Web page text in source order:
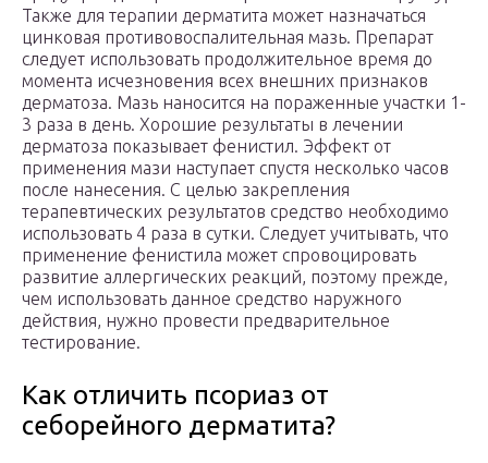
Также для терапии дерматита может назначаться
цинковая противовоспалительная мазь. Препарат
следует использовать продолжительное время до
момента исчезновения всех внешних признаков
дерматоза. Мазь наносится на пораженные участки 1-
3 раза в день. Хорошие результаты в лечении
дерматоза показывает фенистил. Эффект от
применения мази наступает спустя несколько часов
после нанесения. С целью закрепления
терапевтических результатов средство необходимо
использовать 4 раза в сутки. Следует учитывать, что
применение фенистила может спровоцировать
развитие аллергических реакций, поэтому прежде,
чем использовать данное средство наружного
действия, нужно провести предварительное
тестирование.
Как отличить псориаз от
себорейного дерматита?